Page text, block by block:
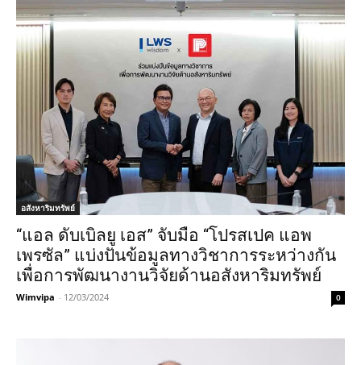
อสังหาริมทรัพย์
“แอล ดับเบิลยู เอส” จับมือ “โปรสเปค แอพ
เพรซัล” แบ่งปันข้อมูลทางวิชาการระหว่างกัน
เพื่อการพัฒนางานวิจัยด้านอสังหาริมทรัพย์
Wimvipa - 12/03/2024 0